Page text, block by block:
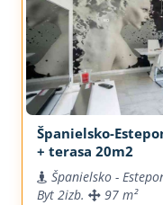
Španielsko-
+ terasa 20m2
Španielsko -
Byt 2izb. 97 m²